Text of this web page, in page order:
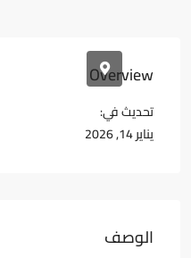
Overview
تحديث في:
يناير 14, 2026
الوصف